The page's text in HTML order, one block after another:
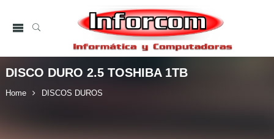
DISCO DURO 2.5 TOSHIBA 1TB
Home DISCOS DUROS